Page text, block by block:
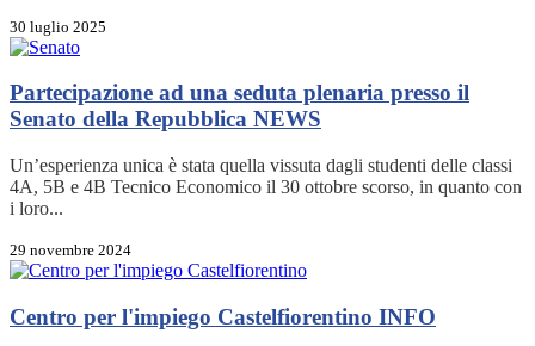
30 luglio 2025
Partecipazione ad una seduta plenaria presso il
Senato della Repubblica NEWS
Un’esperienza unica è stata quella vissuta dagli studenti delle classi
4A, 5B e 4B Tecnico Economico il 30 ottobre scorso, in quanto con
i loro...
29 novembre 2024
Centro per l'impiego Castelfiorentino INFO